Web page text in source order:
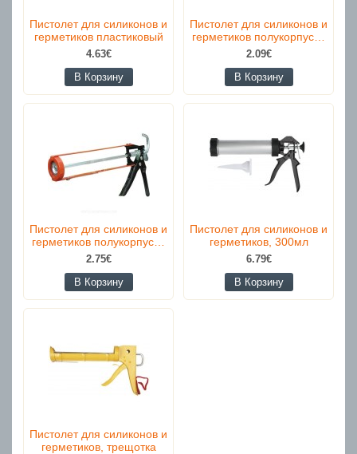
Пистолет для силиконов и
герметиков пластиковый
4.63€
В Корзину
Пистолет для силиконов и
герметиков полукорпус…
2.09€
В Корзину
Пистолет для силиконов и
герметиков полукорпус…
2.75€
В Корзину
Пистолет для силиконов и
герметиков, 300мл
6.79€
В Корзину
Пистолет для силиконов и
герметиков, трещотка